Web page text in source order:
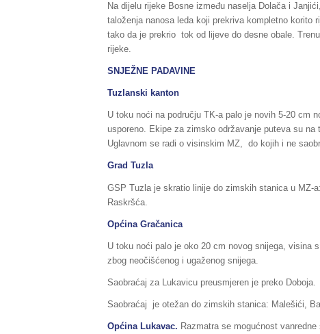
Na dijelu rijeke Bosne između naselja Dolača i
taloženja nanosa leda koji prekriva kompletno korito
tako da je prekrio tok od lijeve do desne obale.
rijeke.
SNJEŽNE PADAVINE
Tuzlanski kanton
U toku noći na području TK-a palo je novih 5-20 cm
usporeno. Ekipe za zimsko održavanje puteva su
Uglavnom se radi o visinskim MZ, do kojih i ne
Grad Tuzla
GSP Tuzla je skratio linije do zimskih stanica u MZ-
Raskršća.
Općina Gračanica
U toku noći palo je oko 20 cm novog snijega, visina
zbog neočišćenog i ugaženog snijega.
Saobraćaj za Lukavicu preusmjeren je preko Doboja.
Saobraćaj je otežan do zimskih stanica: Malešići,
Općina Lukavac. Razmatra se mogućnost